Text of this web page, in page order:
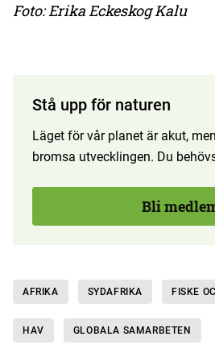
Foto: Erika Eckeskog Kalu
Stå upp för naturen
Läget för vår planet är akut,
bromsa utvecklingen. Du
Bli
AFRIKA SYDAFRIKA FISKE
HAV GLOBALA SAMARBETEN